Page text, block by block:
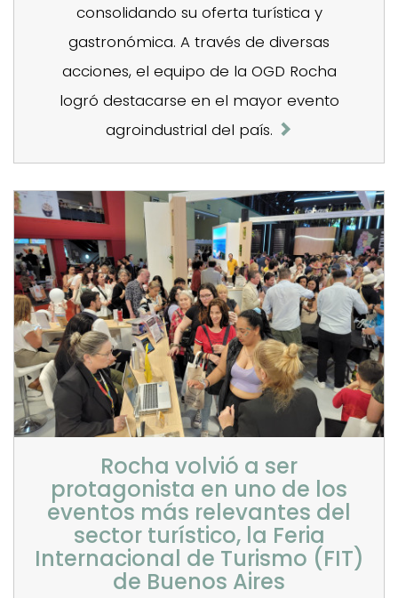
consolidando su oferta turística y
gastronómica. A través de diversas
acciones, el equipo de la OGD Rocha
logró destacarse en el mayor evento
agroindustrial del país.
Rocha volvió a ser
protagonista en uno de los
eventos más relevantes del
sector turístico, la Feria
Internacional de Turismo (FIT)
de Buenos Aires